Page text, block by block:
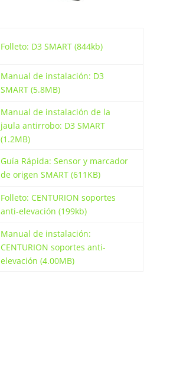
Folleto: D3 SMART (844kb)
Manual de instalación: D3
SMART (5.8MB)
Manual de instalación de la
jaula antirrobo: D3 SMART
(1.2MB)
Guía Rápida: Sensor y marcador
de origen SMART (611KB)
Folleto: CENTURION soportes
anti-elevación (199kb)
Manual de instalación:
CENTURION soportes anti-
elevación (4.00MB)